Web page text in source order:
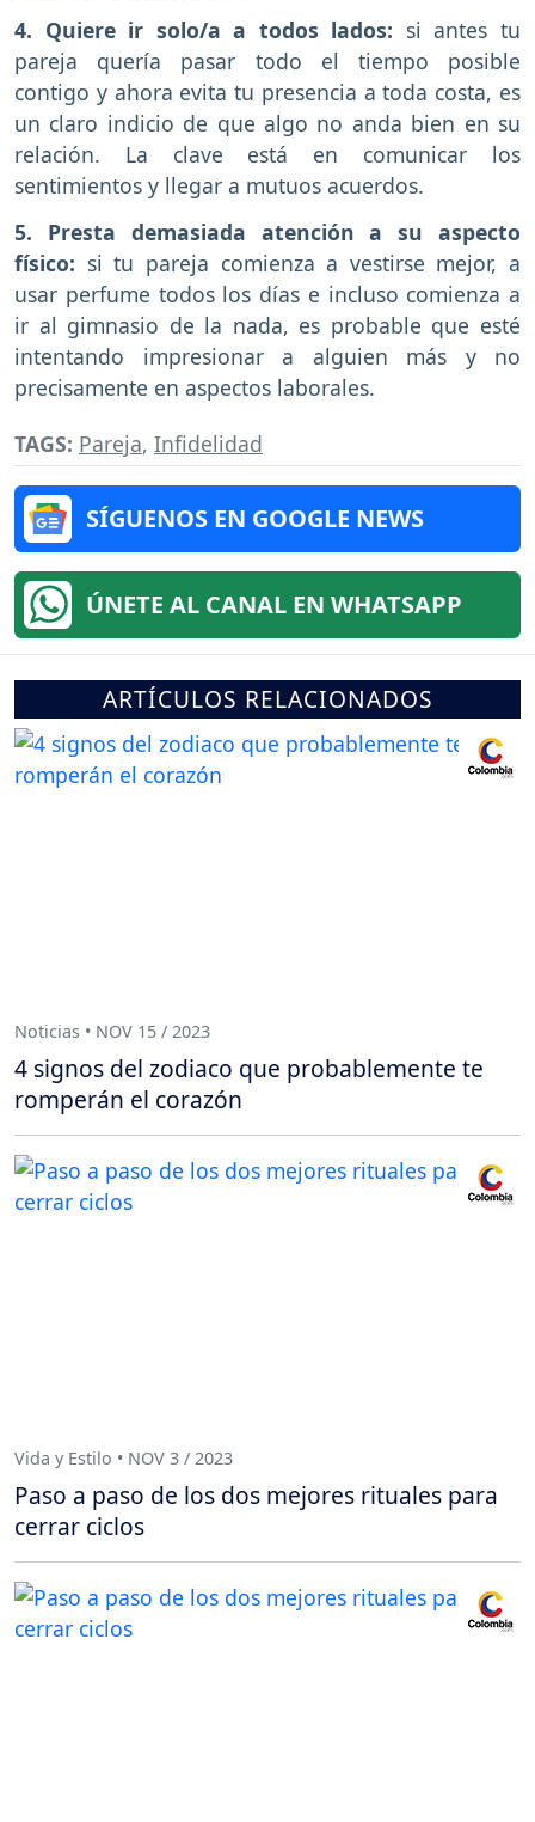
4. Quiere ir solo/a a todos lados: si antes tu
pareja quería pasar todo el tiempo posible
contigo y ahora evita tu presencia a toda costa, es
un claro indicio de que algo no anda bien en su
relación. La clave está en comunicar los
sentimientos y llegar a mutuos acuerdos.
5. Presta demasiada atención a su aspecto
físico: si tu pareja comienza a vestirse mejor, a
usar perfume todos los días e incluso comienza a
ir al gimnasio de la nada, es probable que esté
intentando impresionar a alguien más y no
precisamente en aspectos laborales.
TAGS: Pareja, Infidelidad
SÍGUENOS EN GOOGLE NEWS
ÚNETE AL CANAL EN WHATSAPP
ARTÍCULOS RELACIONADOS
Noticias • NOV 15 / 2023
4 signos del zodiaco que probablemente te
romperán el corazón
Vida y Estilo • NOV 3 / 2023
Paso a paso de los dos mejores rituales para
cerrar ciclos